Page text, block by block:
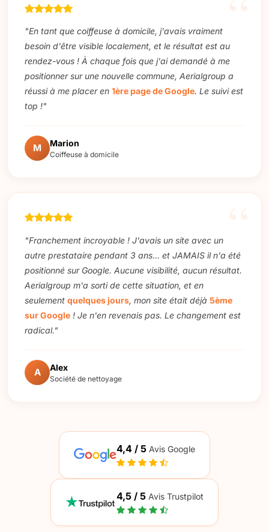
"En tant que coiffeuse à domicile, j'avais vraiment
besoin d'être visible localement, et le résultat est au
rendez-vous ! À chaque fois que j'ai demandé à me
positionner sur une nouvelle commune, Aerialgroup a
réussi à me placer en 1ère page de Google. Le suivi est
top !"
M Marion
Coiffeuse à domicile
"Franchement incroyable ! J'avais un site avec un
autre prestataire pendant 3 ans… et JAMAIS il n'a été
positionné sur Google. Aucune visibilité, aucun résultat.
Aerialgroup m'a sorti de cette situation, et en
seulement quelques jours, mon site était déjà 5ème
sur Google ! Je n'en revenais pas. Le changement est
radical."
A Alex
Société de nettoyage
4,4 / 5 Avis Google
4,5 / 5 Avis Trustpilot